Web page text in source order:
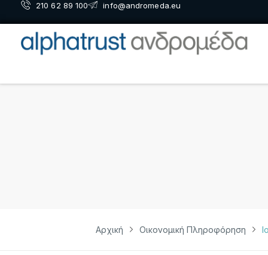
210 62 89 100 info@andromeda.eu
Αρχική Οικονομική Πληροφόρηση